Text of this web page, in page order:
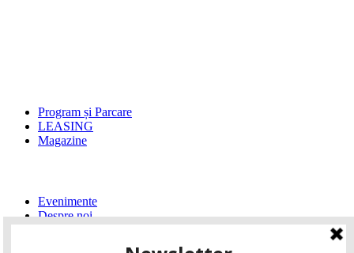
Program și Parcare
LEASING
Magazine
Evenimente
Despre noi